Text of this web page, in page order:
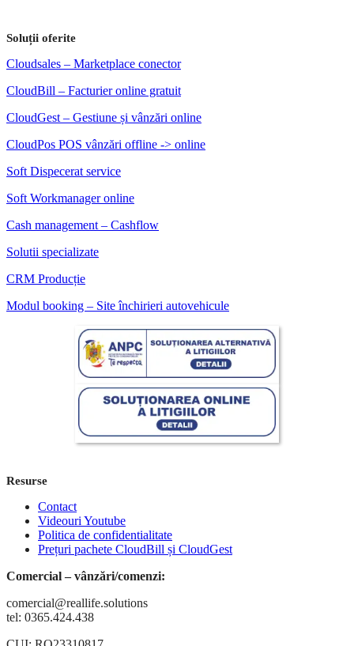
Soluții oferite
Cloudsales – Marketplace conector
CloudBill – Facturier online gratuit
CloudGest – Gestiune și vânzări online
CloudPos POS vânzări offline -> online
Soft Dispecerat service
Soft Workmanager online
Cash management – Cashflow
Solutii specializate
CRM Producție
Modul booking – Site închirieri autovehicule
Resurse
Contact
Videouri Youtube
Politica de confidentialitate
Prețuri pachete CloudBill și CloudGest
Comercial – vânzări/comenzi:
comercial@reallife.solutions
tel: 0365.424.438